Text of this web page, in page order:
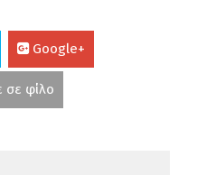
Google+
σε φίλο